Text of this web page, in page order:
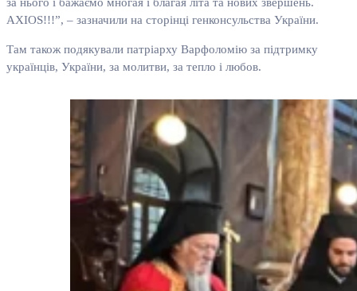
AXIOS!!!”, – зазначили на сторінці генконсульства України.
Там також подякували патріарху Варфоломію за підтримку
українців, України, за молитви, за тепло і любов.